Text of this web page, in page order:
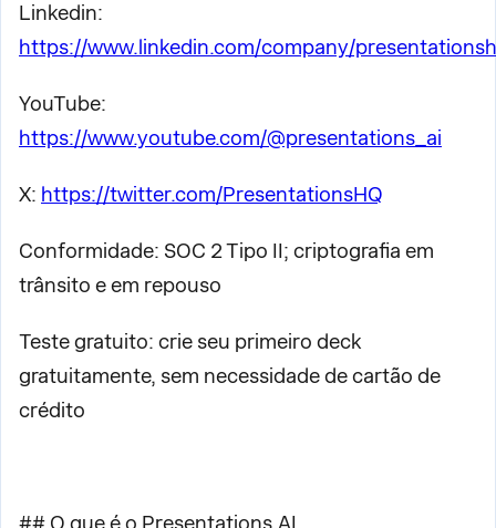
Linkedin:
https://www.linkedin.com/company/
YouTube:
https://www.youtube.com/@presentations_ai
X: https://twitter.com/PresentationsHQ
Conformidade: SOC 2 Tipo II; criptografia em
trânsito e em repouso
Teste gratuito: crie seu primeiro deck
gratuitamente, sem necessidade de cartão de
crédito
## O que é o Presentations.AI